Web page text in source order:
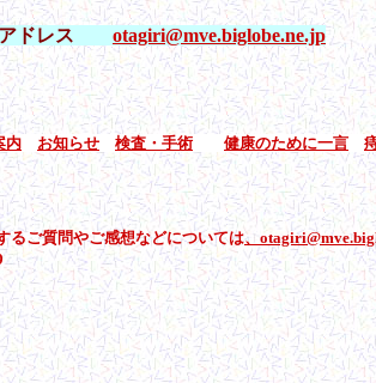
アドレス otagiri@mve.biglobe.ne.jp
内 お知らせ 検査・手術 健康のために一言
るご質問やご感想などについては、